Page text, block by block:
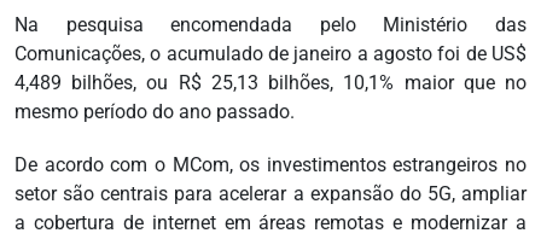
Na pesquisa encomendada pelo Ministério das
Comunicações, o acumulado de janeiro a agosto foi de US$
4,489 bilhões, ou R$ 25,13 bilhões, 10,1% maior que no
mesmo período do ano passado.
De acordo com o MCom, os investimentos estrangeiros no
setor são centrais para acelerar a expansão do 5G, ampliar
a cobertura de internet em áreas remotas e modernizar a